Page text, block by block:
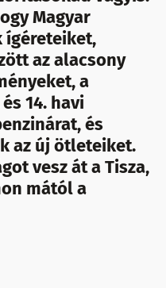
Magyar
ígéreteiket,
az alacsony
a
14. havi
és
az új ötleteiket.
vesz át a Tisza,
mától a